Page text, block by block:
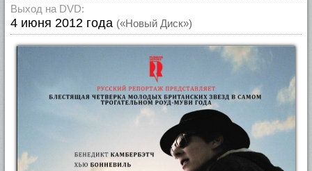
Выход на DVD:
4 июня 2012 года («Новый Диск»)